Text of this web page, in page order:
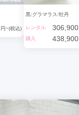
円~(税込)
黒 グラマラス 牡丹
レンタル 306,900
購入
438,900